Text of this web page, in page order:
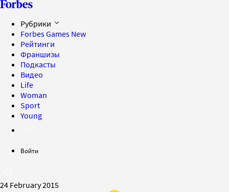
Рубрики
Forbes Games New
Рейтинги
Франшизы
Подкасты
Видео
Life
Woman
Sport
Young
Войти
24 February 2015